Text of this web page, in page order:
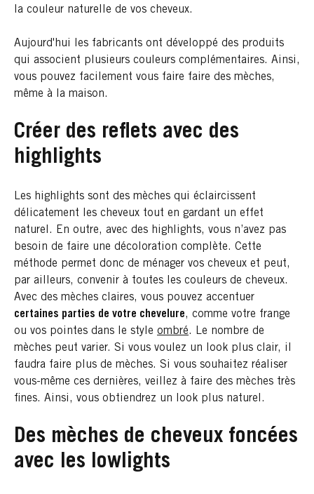
la couleur naturelle de vos cheveux.
Aujourd'hui les fabricants ont développé des produits
qui associent plusieurs couleurs complémentaires. Ainsi,
vous pouvez facilement vous faire faire des mèches,
même à la maison.
Créer des reflets avec des
highlights
Les highlights sont des mèches qui éclaircissent
délicatement les cheveux tout en gardant un effet
naturel. En outre, avec des highlights, vous n’avez pas
besoin de faire une décoloration complète. Cette
méthode permet donc de ménager vos cheveux et peut,
par ailleurs, convenir à toutes les couleurs de cheveux.
Avec des mèches claires, vous pouvez accentuer
certaines parties de votre chevelure, comme votre frange
ou vos pointes dans le style ombré. Le nombre de
mèches peut varier. Si vous voulez un look plus clair, il
faudra faire plus de mèches. Si vous souhaitez réaliser
vous-même ces dernières, veillez à faire des mèches très
fines. Ainsi, vous obtiendrez un look plus naturel.
Des mèches de cheveux foncées
avec les lowlights